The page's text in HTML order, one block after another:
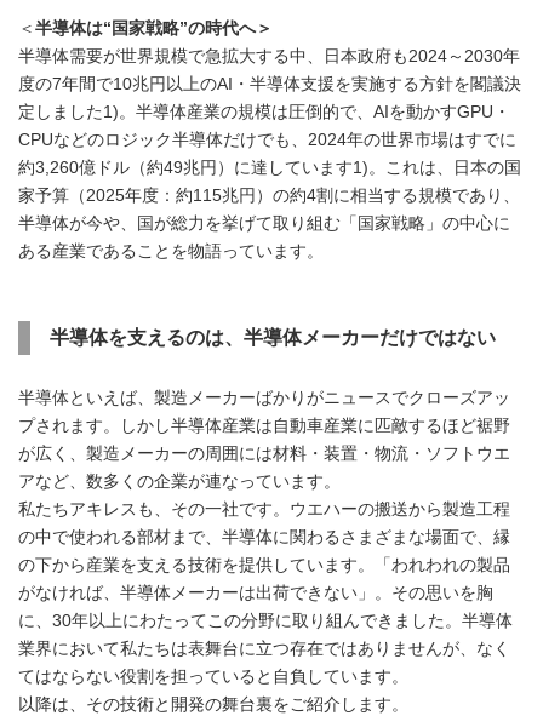
＜ 半導体は“国家戦略”の時代へ＞
半導体需要が世界規模で急拡大する中、日本政府も2024～2030年
度の7年間で10兆円以上のAI・半導体支援を実施する方針を閣議決
定しました1)。半導体産業の規模は圧倒的で、AIを動かすGPU・
CPUなどのロジック半導体だけでも、2024年の世界市場はすでに
約3,260億ドル（約49兆円）に達しています1)。これは、日本の国
家予算（2025年度：約115兆円）の約4割に相当する規模であり、
半導体が今や、国が総力を挙げて取り組む「国家戦略」の中心に
ある産業であることを物語っています。
半導体を支えるのは、半導体メーカーだけではない
半導体といえば、製造メーカーばかりがニュースでクローズアッ
プされます。しかし半導体産業は自動車産業に匹敵するほど裾野
が広く、製造メーカーの周囲には材料・装置・物流・ソフトウエ
アなど、数多くの企業が連なっています。
私たちアキレスも、その一社です。ウエハーの搬送から製造工程
の中で使われる部材まで、半導体に関わるさまざまな場面で、縁
の下から産業を支える技術を提供しています。「われわれの製品
がなければ、半導体メーカーは出荷できない」。その思いを胸
に、30年以上にわたってこの分野に取り組んできました。半導体
業界において私たちは表舞台に立つ存在ではありませんが、なく
てはならない役割を担っていると自負しています。
以降は、その技術と開発の舞台裏をご紹介します。